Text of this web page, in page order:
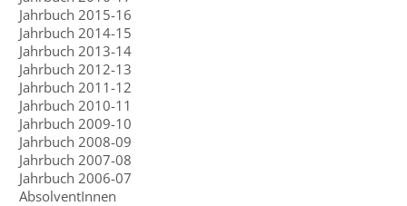
Jahrbuch 2015-16
Jahrbuch 2014-15
Jahrbuch 2013-14
Jahrbuch 2012-13
Jahrbuch 2011-12
Jahrbuch 2010-11
Jahrbuch 2009-10
Jahrbuch 2008-09
Jahrbuch 2007-08
Jahrbuch 2006-07
AbsolventInnen